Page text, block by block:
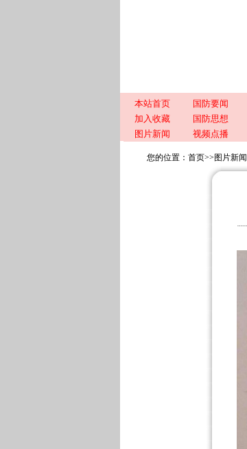
本站首页 国防要闻
加入收藏
国防思想
图片新闻
视频点播
您的位置： 首页>> 图片新闻